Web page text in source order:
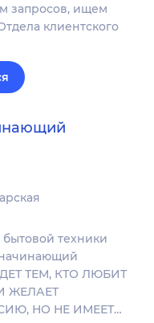
запросов, ищем
клиентского
техники
ТЕМ, КТО ЛЮБИТ
ЖЕЛАЕТ
НО НЕ ИМЕЕТ…